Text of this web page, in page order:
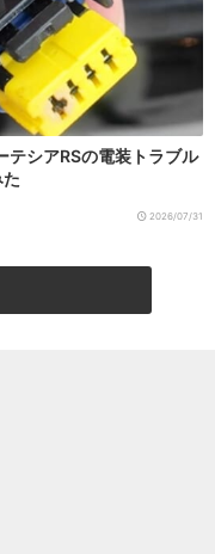
テシアRSの電装トラブル
2026/07/31